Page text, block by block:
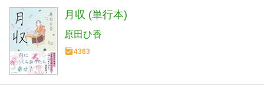
月収 (単行本)
原田ひ香
4363